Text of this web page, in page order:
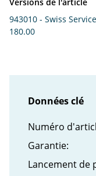
Versions de l'article
943010 - Swiss
180.00
Données clé
Numéro
Garantie:
Lancement de